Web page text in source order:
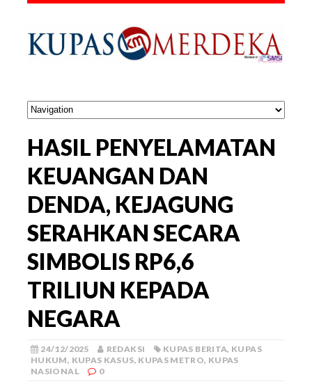
HASIL PENYELAMATAN
KEUANGAN DAN
DENDA, KEJAGUNG
SERAHKAN SECARA
SIMBOLIS RP6,6
TRILIUN KEPADA
NEGARA
24/12/2025 REDAKSI KUPAS BERITA, KUPAS
HUKUM, KUPAS KASUS, KUPAS METRO, KUPAS
NASIONAL
0